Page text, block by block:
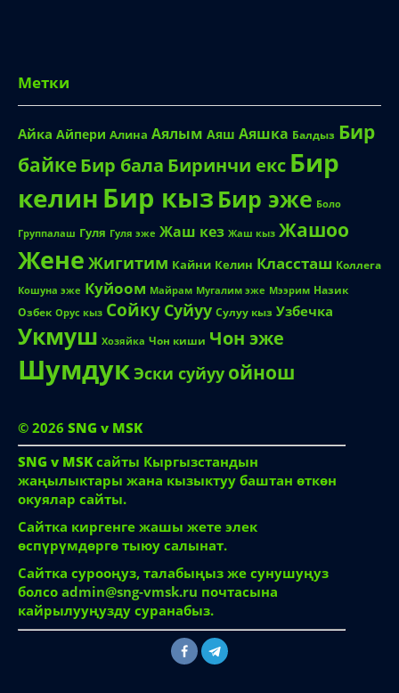
Метки
Айка Айпери Алина Аялым Аяш Аяшка Балдыз Бир
байкеБир бала Биринчи екс Бир
келин Бир кыз Бир эже Боло
Группалаш Гуля Гуля эже Жаш кез Жаш кыз Жашоо
Жене Жигитим Кайни Келин Классташ Коллега
Кошуна эже Куйоом Майрам Мугалим эже Мээрим Назик
Озбек Орус кыз Сойку Суйуу Сулуу кыз Узбечка
Укмуш Хозяйка Чон киши Чон эже
ШумдукЭски суйуу ойнош
© 2026 SNG v MSK
SNG v MSK сайты Кыргызстандын
жаңылыктары жана кызыктуу баштан өткөн
окуялар сайты.
Сайтка киргенге жашы жете элек
өспүрүмдөргө тыюу салынат.
Сайтка сурооңуз, талабыңыз же сунушуңуз
болсо admin@sng-vmsk.ru почтасына
кайрылууңузду суранабыз.